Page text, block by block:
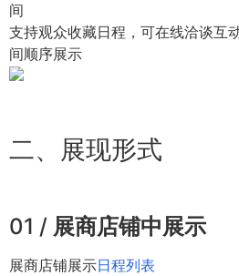
间
支持观众收藏日程，可在线洽谈互
间顺序展示
二、展现形式
01 / 展商店铺中展示
展商店铺展示日程列表